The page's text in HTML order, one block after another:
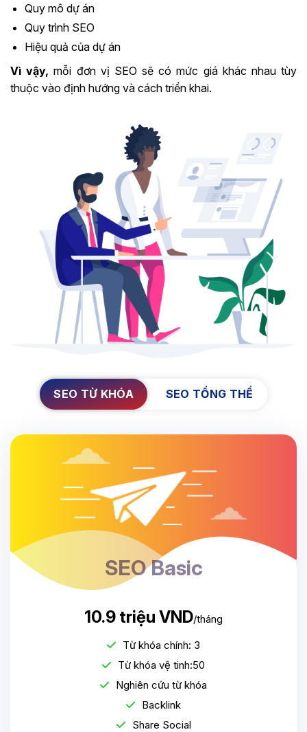
Quy mô dự án
Quy trình SEO
Hiệu quả của dự án
Vì vậy, mỗi đơn vị SEO sẽ có mức giá khác nhau tùy
thuộc vào định hướng và cách triển khai.
SEO TỪ KHÓA SEO TỔNG THỂ
SEO Basic
10.9 triệu VND/tháng
Từ khóa chính: 3
Từ khóa vệ tinh:50
Nghiên cứu từ khóa
Backlink
Share Social